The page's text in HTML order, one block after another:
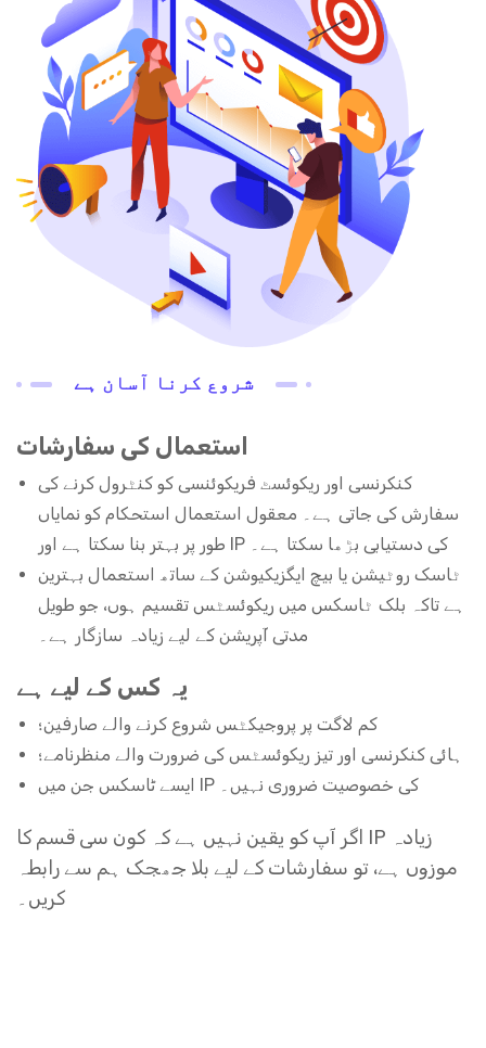
شروع کرنا آسان ہے
استعمال کی سفارشات
کنکرنسی اور ریکوئسٹ فریکوئنسی کو کنٹرول کرنے کی
سفارش کی جاتی ہے۔ معقول استعمال استحکام کو نمایاں
طور پر بہتر بنا سکتا ہے اور IP کی دستیابی بڑھا سکتا ہے۔
ٹاسک روٹیشن یا بیچ ایگزیکیوشن کے ساتھ استعمال بہترین
ہے تاکہ بلک ٹاسکس میں ریکوئسٹس تقسیم ہوں، جو طویل
مدتی آپریشن کے لیے زیادہ سازگار ہے۔
یہ کس کے لیے ہے
کم لاگت پر پروجیکٹس شروع کرنے والے صارفین؛
ہائی کنکرنسی اور تیز ریکوئسٹس کی ضرورت والے منظرنامے؛
ایسے ٹاسکس جن میں IP کی خصوصیت ضروری نہیں۔
اگر آپ کو یقین نہیں ہے کہ کون سی قسم کا IP زیادہ
موزوں ہے، تو سفارشات کے لیے بلا جھجک ہم سے رابطہ
کریں۔